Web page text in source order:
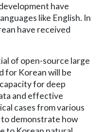
have
like English. In
have received
of open-source large
for Korean will be
for deep
and effective
cases from various
demonstrate how